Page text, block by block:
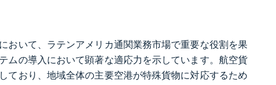
おいて、ラテンアメリカ通関業務市場で重要な役割を果
ムの導入において顕著な適応力を示しています。航空貨
ており、地域全体の主要空港が特殊貨物に対応するため